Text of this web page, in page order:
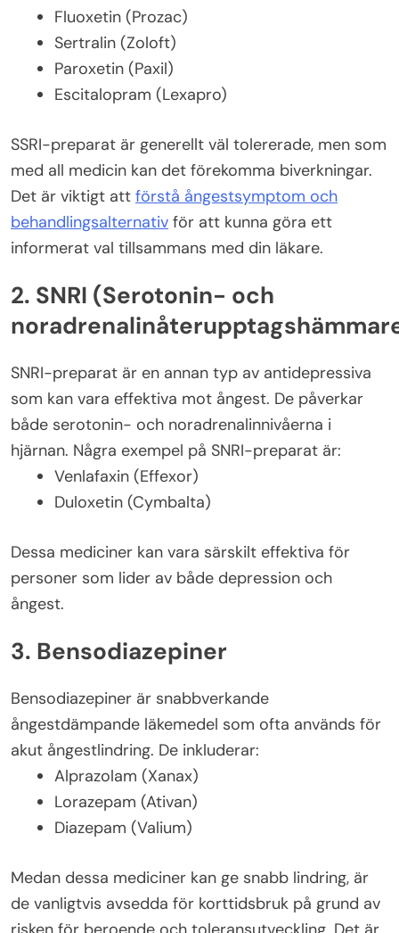
Fluoxetin (Prozac)
Sertralin (Zoloft)
Paroxetin (Paxil)
Escitalopram (Lexapro)
SSRI-preparat är generellt väl tolererade, men som
med all medicin kan det förekomma biverkningar.
Det är viktigt att förstå ångestsymptom och
behandlingsalternativ för att kunna göra ett
informerat val tillsammans med din läkare.
2. SNRI (Serotonin- och
SNRI-preparat är en annan typ av antidepressiva
som kan vara effektiva mot ångest. De påverkar
både serotonin- och noradrenalinnivåerna i
hjärnan. Några exempel på SNRI-preparat är:
Venlafaxin (Effexor)
Duloxetin (Cymbalta)
Dessa mediciner kan vara särskilt effektiva för
personer som lider av både depression och
ångest.
3. Bensodiazepiner
Bensodiazepiner är snabbverkande
ångestdämpande läkemedel som ofta används för
akut ångestlindring. De inkluderar:
Alprazolam (Xanax)
Lorazepam (Ativan)
Diazepam (Valium)
Medan dessa mediciner kan ge snabb lindring, är
de vanligtvis avsedda för korttidsbruk på grund av